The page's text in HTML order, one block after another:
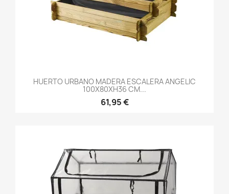
HUERTO URBANO MADERA ESCALERA ANGELIC
100X80XH36 CM...
61,95 €